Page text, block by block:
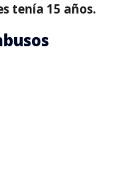
tenía 15 años.